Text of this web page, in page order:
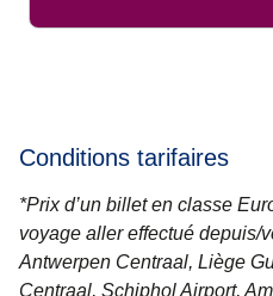
Conditions tarifaires
*Prix d’un billet en classe
voyage aller effectué depuis/
Antwerpen Centraal, Liège
Centraal, Schiphol Airport,